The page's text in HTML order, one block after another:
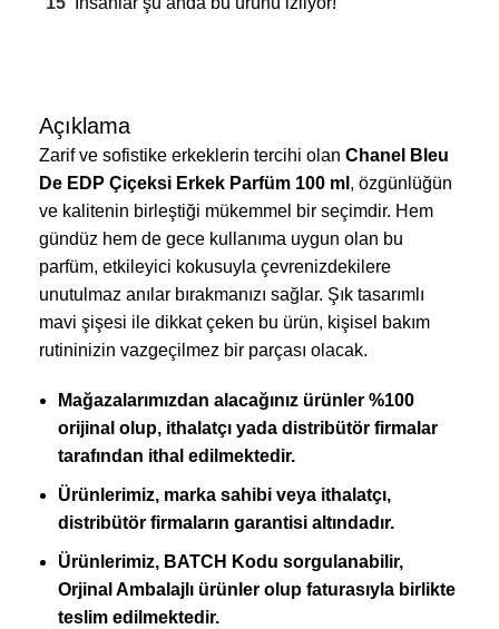
Açıklama
Zarif ve sofistike erkeklerin tercihi olan Chanel Bleu
De EDP Çiçeksi Erkek Parfüm 100 ml , özgünlüğün
ve kalitenin birleştiği mükemmel bir seçimdir. Hem
gündüz hem de gece kullanıma uygun olan bu
parfüm, etkileyici kokusuyla çevrenizdekilere
unutulmaz anılar bırakmanızı sağlar. Şık tasarımlı
mavi şişesi ile dikkat çeken bu ürün, kişisel bakım
rutininizin vazgeçilmez bir parçası olacak.
Mağazalarımızdan alacağınız ürünler %100
orijinal olup, ithalatçı yada distribütör firmalar
tarafından ithal edilmektedir.
Ürünlerimiz, marka sahibi veya ithalatçı,
distribütör firmaların garantisi altındadır.
Ürünlerimiz, BATCH Kodu sorgulanabilir,
Orjinal Ambalajlı ürünler olup faturasıyla birlikte
teslim edilmektedir.